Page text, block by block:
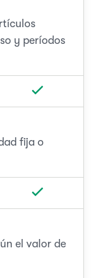
y períodos
fija o
el valor de